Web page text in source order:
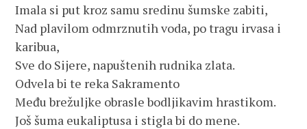
Imala si put kroz samu sredinu šumske zabiti,
Nad plavilom odmrznutih voda, po tragu irvasa i
karibua,
Sve do Sijere, napuštenih rudnika zlata.
Odvela bi te reka Sakramento
Među brežuljke obrasle bodljikavim hrastikom.
Još šuma eukaliptusa i stigla bi do mene.